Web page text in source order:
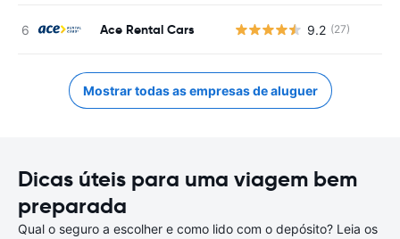
Ace Rental Cars 9.2 (27)
Mostrar todas as empresas de aluguer
Dicas úteis para uma viagem bem
preparada
Qual o seguro a escolher e como lido com o depósito? Leia os